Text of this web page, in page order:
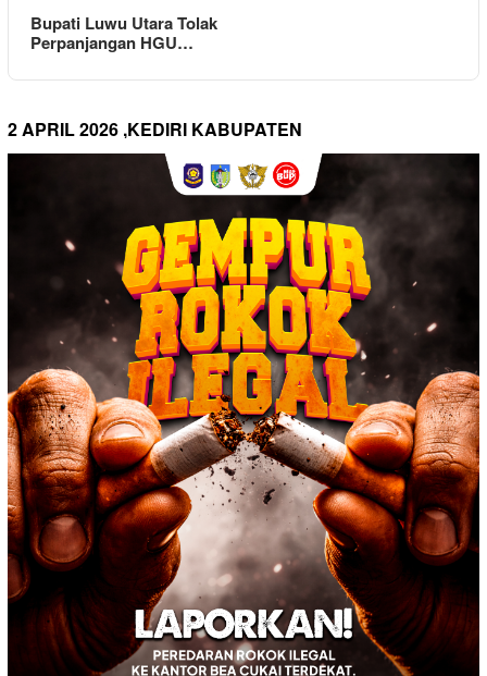
Bupati Luwu Utara Tolak
Perpanjangan HGU…
2 APRIL 2026 ,KEDIRI KABUPATEN